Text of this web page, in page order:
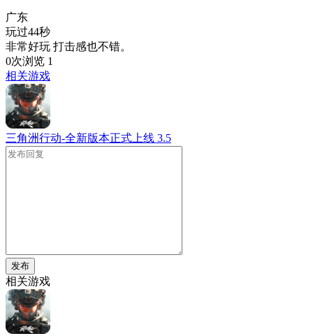
广东
玩过44秒
非常好玩 打击感也不错。
0次浏览 1
相关游戏
三角洲行动-全新版本正式上线 3.5
发布
相关游戏